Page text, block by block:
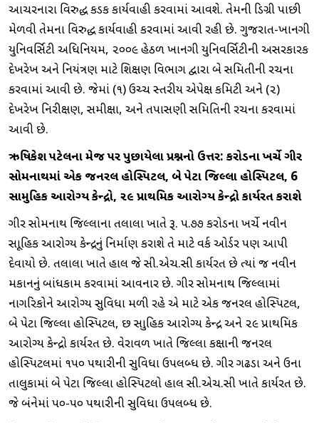
આચરનારા વિરુદ્ધ કડક કાર્યવાહી કરવામાં આવશે. તેમની ડિગ્રી પાછી
મેળવી તેમના વિરુદ્ધ કાર્યવાહી કરવામાં આવી રહી છે. ગુજરાત-ખાનગી
યુનિવર્સિટી અધિનિયમ, ૨૦૦૯ હેઠળ ખાનગી યુનિવર્સિટીની અસરકારક
દેખરેખ અને નિયંત્રણ માટે શિક્ષણ વિભાગ દ્વારા બે સમિતીની રચના
કરવામાં આવી છે. જેમાં (૧) ઉચ્ચ સ્તરીય એપેક્ષ કમિટી અને (૨)
દેખરેખ નિરીક્ષણ, સમીક્ષા, અને તપાસણી સમિતિની રચના કરવામાં
આવી છે.
ઋષિકેશ પટેલના મેજ પરપુછાયેલા પ્રશ્નનો ઉત્તર: કરોડના ખર્ચે ગીર
સોમનાથમાં એક જનરલ હોસ્પિટલ, બે પેટા જિલ્લા હોસ્પિટલ, 6
સામુહિક આરોગ્ય કેન્દ્રો, ૨૯ પ્રાથમિક આરોગ્ય કેન્દ્રો કાર્યરત કરાશે
ગીર સોમનાથ જિલ્લાના તલાલા ખાતે રૂ. ૫.૭૭ કરોડના ખર્ચે નવીન
સામૂહિક આરોગ્ય કેન્દ્રનું નિર્માણ કરાશે તે માટે વર્ક ઓર્ડર પણ આપી
દેવાયો છે. તલાલા ખાતે હાલ જે સી.એચ.સી કાર્યરત છે ત્યાં જ નવીન
મકાનનું બાંધકામ કરવામાં આવનાર છે. ગીર સોમનાથ જિલ્લામાં
નાગરિકોને આરોગ્ય સુવિધા મળી રહે એ માટે એક જનરલ હોસ્પિટલ,
બે પેટા જિલ્લા હોસ્પિટલ, છ સામુહિક આરોગ્ય કેન્દ્ર અને ૨૯ પ્રાથમિક
આરોગ્ય કેન્દ્રો કાર્યરત છે. વેરાવળ ખાતે જિલ્લા કક્ષાની જનરલ
હોસ્પિટલમાં ૧૫૦ પથારીની સુવિધા ઉપલબ્ધ છે. ગીર ગઢડા અને ઉના
તાલુકામાં બે પેટા જિલ્લા હોસ્પિટલો હાલ સી.એચ.સી ખાતે કાર્યરત છે.
જે બંનેમાં ૫૦-૫૦ પથારીની સુવિધા ઉપલબ્ધ છે.